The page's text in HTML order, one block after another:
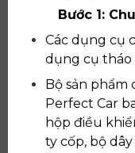
Bước 1:
Các dụng cụ
dụng cụ tháo
Bộ sản phẩm
Perfect Car
hộp điều
ty cốp, bộ